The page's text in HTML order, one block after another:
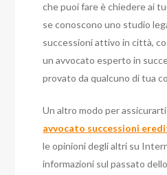
che puoi fare è chiedere ai
se conoscono uno studio
successioni attivo in città,
un avvocato esperto in
provato da qualcuno di tua
Un altro modo per
avvocato successioni
le opinioni degli altri su
informazioni sul passato